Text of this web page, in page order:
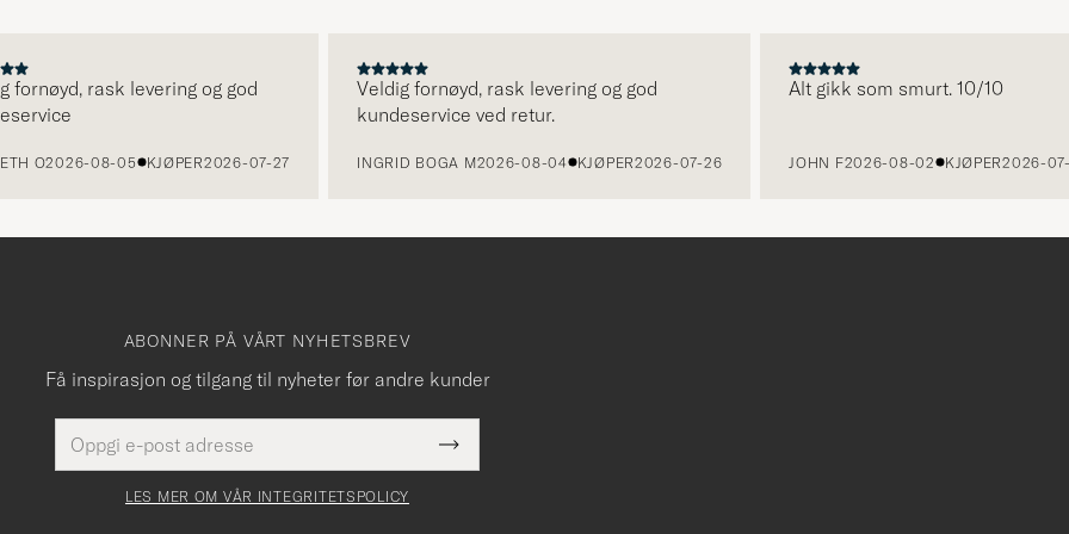
rask levering og god
2026-08-05 KJØPER2026-07-27
Veldig fornøyd, rask levering og god
kundeservice ved retur.
INGRID BOGA M2026-08-04 KJØPER2026-07-26
Alt gikk som smurt. 10/10
JOHN F2026-08-02 KJØPER2026-07-24
ABONNER PÅ VÅRT NYHETSBREV
Få inspirasjon og tilgang til nyheter før andre kunder
postadresse
Dette
felt
Submit
Newsletter
LES MER OM VÅR INTEGRITETSPOLICY